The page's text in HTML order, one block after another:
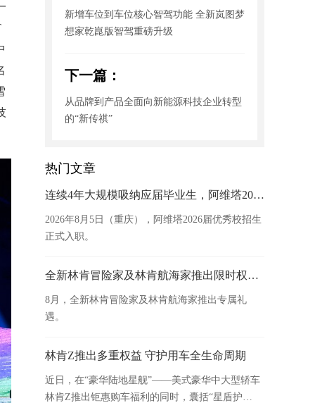
新增车位到车位核心智驾功能 全新岚图梦
想家乾崑版智驾重磅升级
下一篇：
从品牌到产品全面向新能源科技企业转型
的“新传祺”
热门文章
连续4年大规模吸纳应届毕业生，阿维塔2026届校招生正式入职
2026年8月5日（重庆），阿维塔2026届优秀校招生
正式入职。
全新林肯冒险家及林肯航海家推出限时权益 厚礼开启豪华臻享
8月，全新林肯冒险家及林肯航海家推出专属礼
遇。
林肯Z推出多重权益 守护用车全生命周期
近日，在“豪华陆地星舰”——美式豪华中大型轿车
林肯Z推出钜惠购车福利的同时，囊括“星盾护